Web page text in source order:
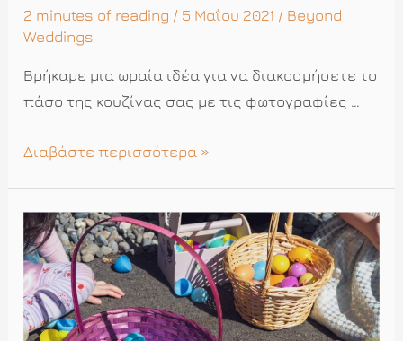
2 minutes of reading / 5 Μαΐου 2021 / Beyond
Weddings
Βρήκαμε μια ωραία ιδέα για να διακοσμήσετε το
πάσο της κουζίνας σας με τις φωτογραφίες …
Βάλτε
στο
βάζο
Διαβάστε περισσότερα »